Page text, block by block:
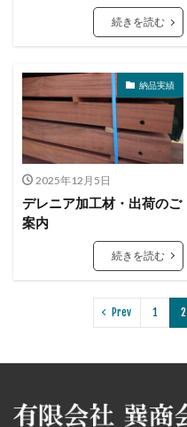
続きを読む
納品実績
2025年12月5日
デレニア加工材・出荷のご
案内
続きを読む
Prev 1 2